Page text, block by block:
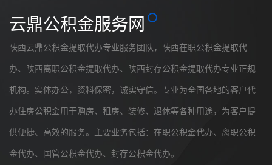
云鼎公积金服务网
陕西云鼎公积金提取代办专业服务团队， 陕西在职公积金提取代
办、 陕西离职公积金提取代办、 陕西封存公积金提取代办专业正规
机构。实体办公，资料保密，诚实守信。专业为全国各地的客户代
办住房公积金用于购房、租房、装修、退休等各种用途，为客户提
供便捷、高效的服务。 主要业务包括：在职公积金代办、离职公积
金代办、国管公积金代办、封存公积金代办。